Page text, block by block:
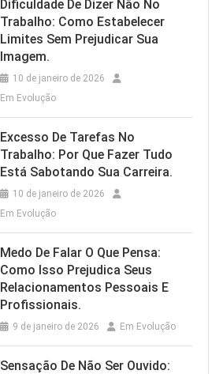
Dificuldade De Dizer Não No
Trabalho: Como Estabelecer
Limites Sem Prejudicar Sua
Imagem.
10 de janeiro de 2026
Em Evolução
Excesso De Tarefas No
Trabalho: Por Que Fazer Tudo
Está Sabotando Sua Carreira.
10 de janeiro de 2026
Em Evolução
Medo De Falar O Que Pensa:
Como Isso Prejudica Seus
Relacionamentos Pessoais E
Profissionais.
9 de janeiro de 2026 Em Evolução
Sensação De Não Ser Ouvido: